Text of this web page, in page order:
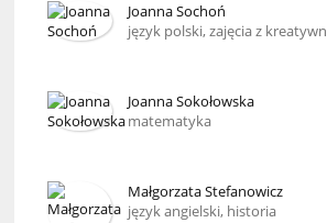
Joanna Sochoń
język polski, zajęcia z
Joanna Sokołowska
matematyka
Małgorzata Stefanowicz
język angielski, historia